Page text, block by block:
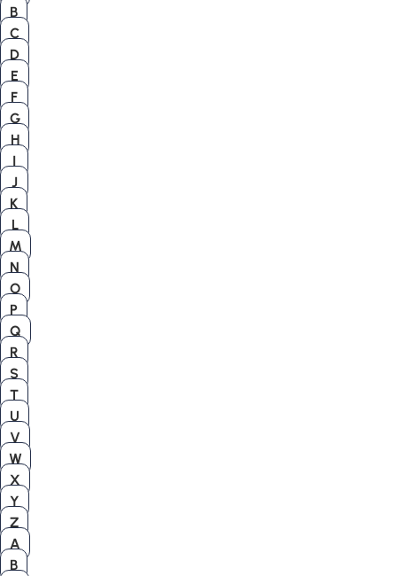
B
C
D
E
F
G
H
I
J
K
L
M
N
O
P
Q
R
S
T
U
V
W
X
Y
Z
A
B